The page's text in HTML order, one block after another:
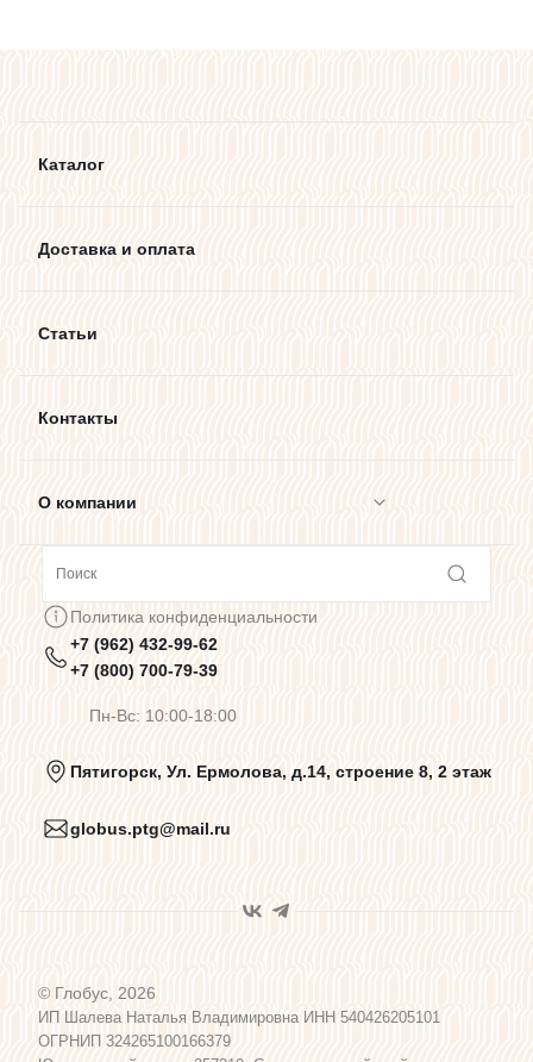
Каталог
Доставка и оплата
Статьи
Контакты
О компании
Предупреждения о цветопередаче
Политика конфиденциальности
Пользовательское соглашение
Программа лояльности
Политика конфиденциальности
+7 (962) 432-99-62
+7 (800) 700-79-39
Пн-Вс: 10:00-18:00
Пятигорск, Ул. Ермолова, д.14, строение 8, 2 этаж
globus.ptg@mail.ru
© Глобус, 2026
ИП Шалева Наталья Владимировна ИНН 540426205101
ОГРНИП 324265100166379